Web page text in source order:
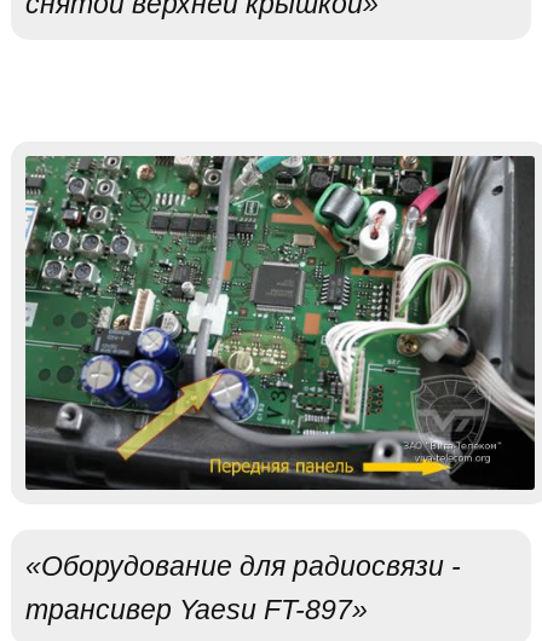
«Оборудование для радиосвязи -
трансивер Yaesu FT-897»